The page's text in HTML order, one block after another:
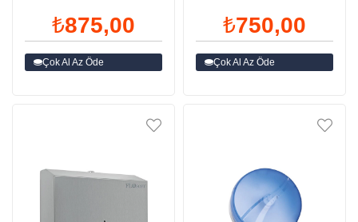
₺875,00
Çok Al Az Öde
₺750,00
Çok Al Az Öde